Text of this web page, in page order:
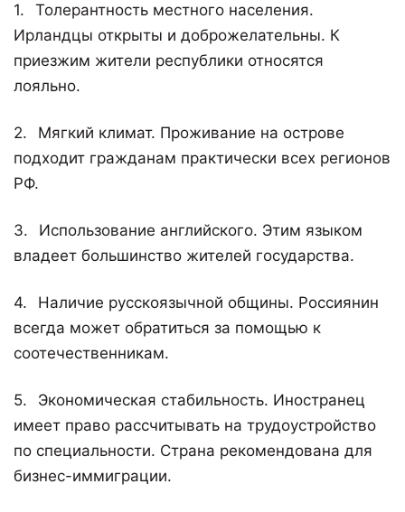
Толерантность местного населения.
Ирландцы открыты и доброжелательны. К
приезжим жители республики относятся
лояльно.
Мягкий климат. Проживание на острове
подходит гражданам практически всех регионов
РФ.
Использование английского. Этим языком
владеет большинство жителей государства.
Наличие русскоязычной общины. Россиянин
всегда может обратиться за помощью к
соотечественникам.
Экономическая стабильность. Иностранец
имеет право рассчитывать на трудоустройство
по специальности. Страна рекомендована для
бизнес-иммиграции.